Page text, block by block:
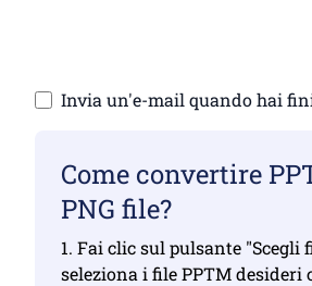
Invia un'e-mail quando hai
Come convertire
PNG file?
1. Fai clic sul pulsante "Scegli
seleziona i file PPTM desideri